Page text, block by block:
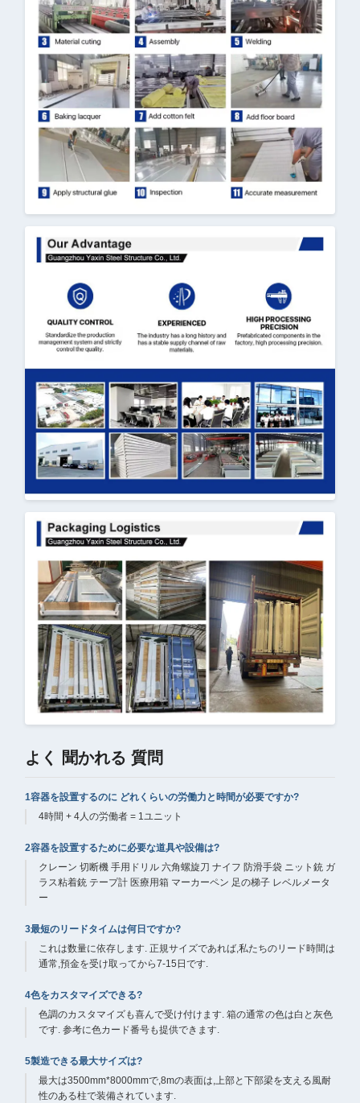
よく 聞かれる 質問
1容器を設置するのに どれくらいの労働力と時間が必要ですか?
4時間 + 4人の労働者 = 1ユニット
2容器を設置するために必要な道具や設備は?
クレーン 切断機 手用ドリル 六角螺旋刀 ナイフ 防滑手袋 ニット銃 ガ
ラス粘着銃 テープ計 医療用箱 マーカーペン 足の梯子 レベルメータ
ー
3最短のリードタイムは何日ですか?
これは数量に依存します. 正規サイズであれば,私たちのリード時間は
通常,預金を受け取ってから7-15日です.
4色をカスタマイズできる?
色調のカスタマイズも喜んで受け付けます. 箱の通常の色は白と灰色
です. 参考に色カード番号も提供できます.
5製造できる最大サイズは?
最大は3500mm*8000mmで,8mの表面は,上部と下部梁を支える風耐
性のある柱で装備されています.